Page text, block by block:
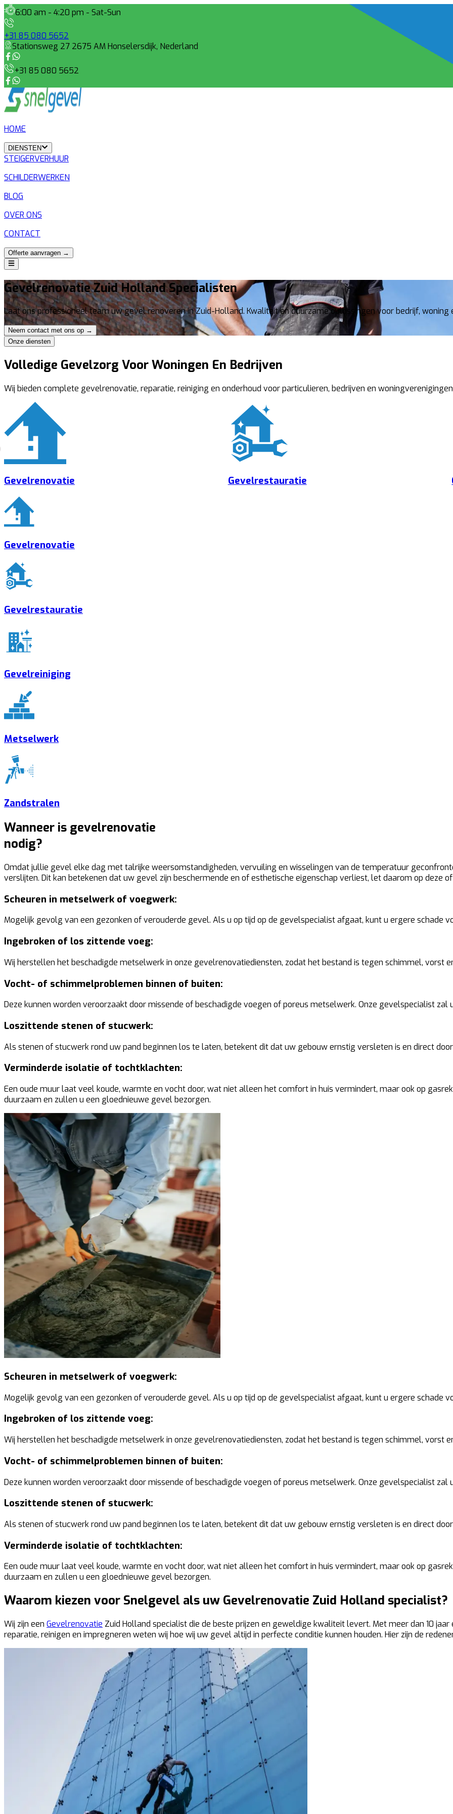
6:00 am - 4:20 pm - Sat-Sun
+31 85 080 5652
Stationsweg 27 2675 AM Honselersdijk, Nederland
+31 85 080 5652
HOME
DIENSTEN
STEIGERVERHUUR
SCHILDERWERKEN
BLOG
OVER ONS
CONTACT
Offerte aanvragen →
Gevelrenovatie Zuid Holland Specialisten
Laat ons professioneel team uw gevel renoveren in Zuid-Holland. Kwaliteit en duurzame oplossingen voor bedrijf, woning
Neem contact met ons op →
Onze diensten
Volledige Gevelzorg Voor Woningen En Bedrijven
Wij bieden complete gevelrenovatie, reparatie, reiniging en onderhoud voor particulieren, bedrijven en
Gevelrenovatie Gevelrestauratie
Gevelrenovatie
Gevelrestauratie
Gevelreiniging
Metselwerk
Zandstralen
Wanneer is gevelrenovatie
nodig?
Omdat jullie gevel elke dag met talrijke weersomstandigheden, vervuiling en wisselingen van de temperatuur
verslijten. Dit kan betekenen dat uw gevel zijn beschermende en of esthetische eigenschap verliest, let daarom op deze
Scheuren in metselwerk of voegwerk:
Mogelijk gevolg van een gezonken of verouderde gevel. Als u op tijd op de gevelspecialist afgaat, kunt u ergere schade
Ingebroken of los zittende voeg:
Wij herstellen het beschadigde metselwerk in onze gevelrenovatiediensten, zodat het bestand is tegen schimmel, vorst
Vocht- of schimmelproblemen binnen of buiten:
Deze kunnen worden veroorzaakt door missende of beschadigde voegen of poreus metselwerk. Onze gevelspecialist
Loszittende stenen of stucwerk:
Als stenen of stucwerk rond uw pand beginnen los te laten, betekent dit dat uw gebouw ernstig versleten is en direct
Verminderde isolatie of tochtklachten:
Een oude muur laat veel koude, warmte en vocht door, wat niet alleen het comfort in huis vermindert, maar ook op
duurzaam en zullen u een gloednieuwe gevel bezorgen.
Scheuren in metselwerk of voegwerk:
Mogelijk gevolg van een gezonken of verouderde gevel. Als u op tijd op de gevelspecialist afgaat, kunt u ergere schade
Ingebroken of los zittende voeg:
Wij herstellen het beschadigde metselwerk in onze gevelrenovatiediensten, zodat het bestand is tegen schimmel, vorst
Vocht- of schimmelproblemen binnen of buiten:
Deze kunnen worden veroorzaakt door missende of beschadigde voegen of poreus metselwerk. Onze gevelspecialist
Loszittende stenen of stucwerk:
Als stenen of stucwerk rond uw pand beginnen los te laten, betekent dit dat uw gebouw ernstig versleten is en direct
Verminderde isolatie of tochtklachten:
Een oude muur laat veel koude, warmte en vocht door, wat niet alleen het comfort in huis vermindert, maar ook op
duurzaam en zullen u een gloednieuwe gevel bezorgen.
Waarom kiezen voor Snelgevel als uw Gevelrenovatie Zuid Holland specialist?
Wij zijn een Gevelrenovatie Zuid Holland specialist die de beste prijzen en geweldige kwaliteit levert. Met meer dan 10
reparatie, reinigen en impregneren weten wij hoe wij uw gevel altijd in perfecte conditie kunnen houden. Hier zijn de